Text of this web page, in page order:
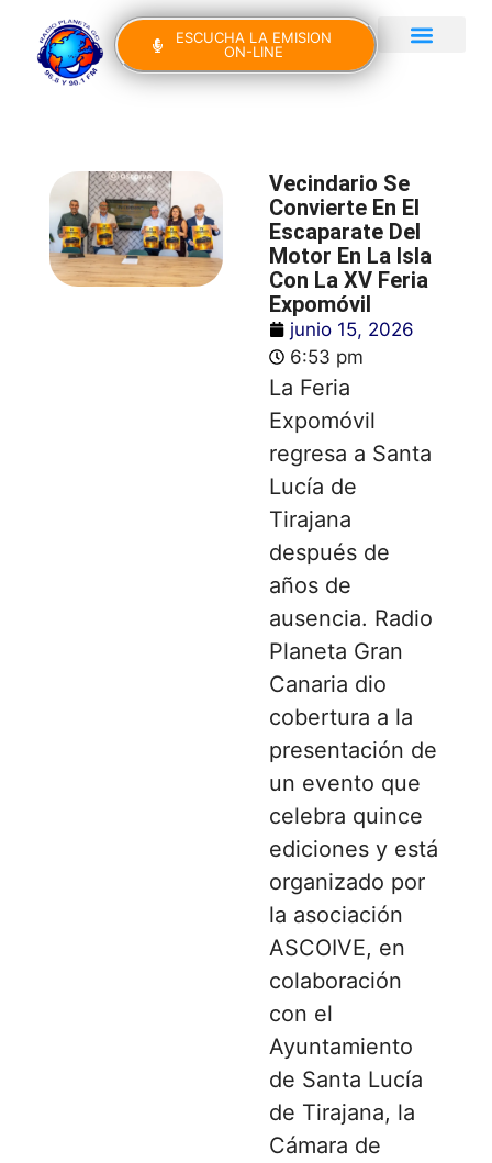
ESCUCHA LA EMISION
ON-LINE
Vecindario Se
Convierte En El
Escaparate Del
Motor En La Isla
Con La XV Feria
Expomóvil
junio 15, 2026
6:53 pm
La Feria
Expomóvil
regresa a Santa
Lucía de
Tirajana
después de
años de
ausencia. Radio
Planeta Gran
Canaria dio
cobertura a la
presentación de
un evento que
celebra quince
ediciones y está
organizado por
la asociación
ASCOIVE, en
colaboración
con el
Ayuntamiento
de Santa Lucía
de Tirajana, la
Cámara de